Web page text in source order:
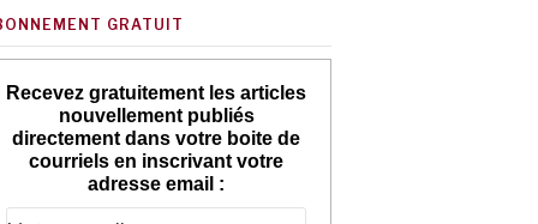
GRATUIT
Recevez gratuitement les articles
nouvellement publiés
directement dans votre boite de
courriels en inscrivant votre
adresse email :